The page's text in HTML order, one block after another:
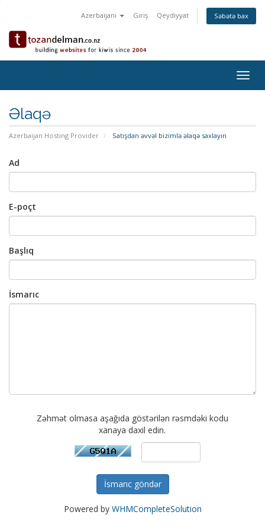
Azerbaijani Giriş Qeydiyyat Səbətə bax
Əlaqə
Azerbaijan Hosting Provider Satışdan əvvəl bizimlə əlaqə saxlayın
Ad
E-poçt
Başlıq
İsmarıc
Zəhmət olmasa aşağıda göstərilən rəsmdəki kodu
xanaya daxil edin.
İsmarıc göndər
Powered by WHMCompleteSolution